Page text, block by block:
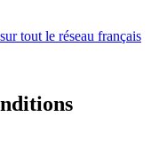
tout le réseau français